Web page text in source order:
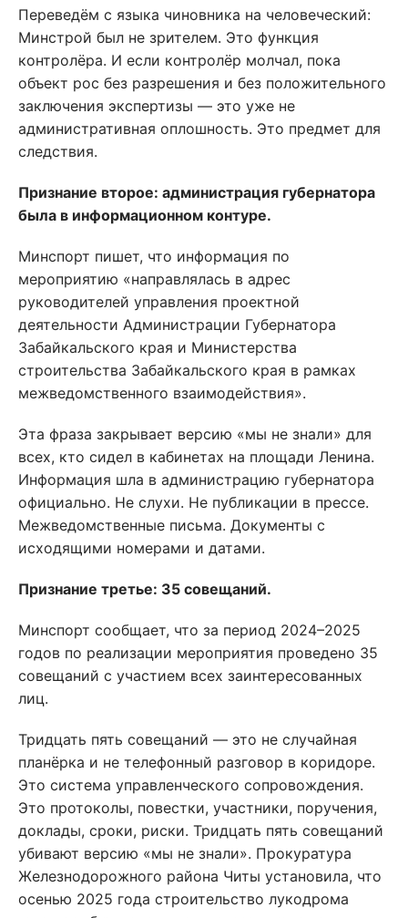
Переведём с языка чиновника на человеческий:
Минстрой был не зрителем. Это функция
контролёра. И если контролёр молчал, пока
объект рос без разрешения и без положительного
заключения экспертизы — это уже не
административная оплошность. Это предмет для
следствия.
Признание второе: администрация губернатора
была в информационном контуре.
Минспорт пишет, что информация по
мероприятию «направлялась в адрес
руководителей управления проектной
деятельности Администрации Губернатора
Забайкальского края и Министерства
строительства Забайкальского края в рамках
межведомственного взаимодействия».
Эта фраза закрывает версию «мы не знали» для
всех, кто сидел в кабинетах на площади Ленина.
Информация шла в администрацию губернатора
официально. Не слухи. Не публикации в прессе.
Межведомственные письма. Документы с
исходящими номерами и датами.
Признание третье: 35 совещаний.
Минспорт сообщает, что за период 2024–2025
годов по реализации мероприятия проведено 35
совещаний с участием всех заинтересованных
лиц.
Тридцать пять совещаний — это не случайная
планёрка и не телефонный разговор в коридоре.
Это система управленческого сопровождения.
Это протоколы, повестки, участники, поручения,
доклады, сроки, риски. Тридцать пять совещаний
убивают версию «мы не знали». Прокуратура
Железнодорожного района Читы установила, что
осенью 2025 года строительство лукодрома